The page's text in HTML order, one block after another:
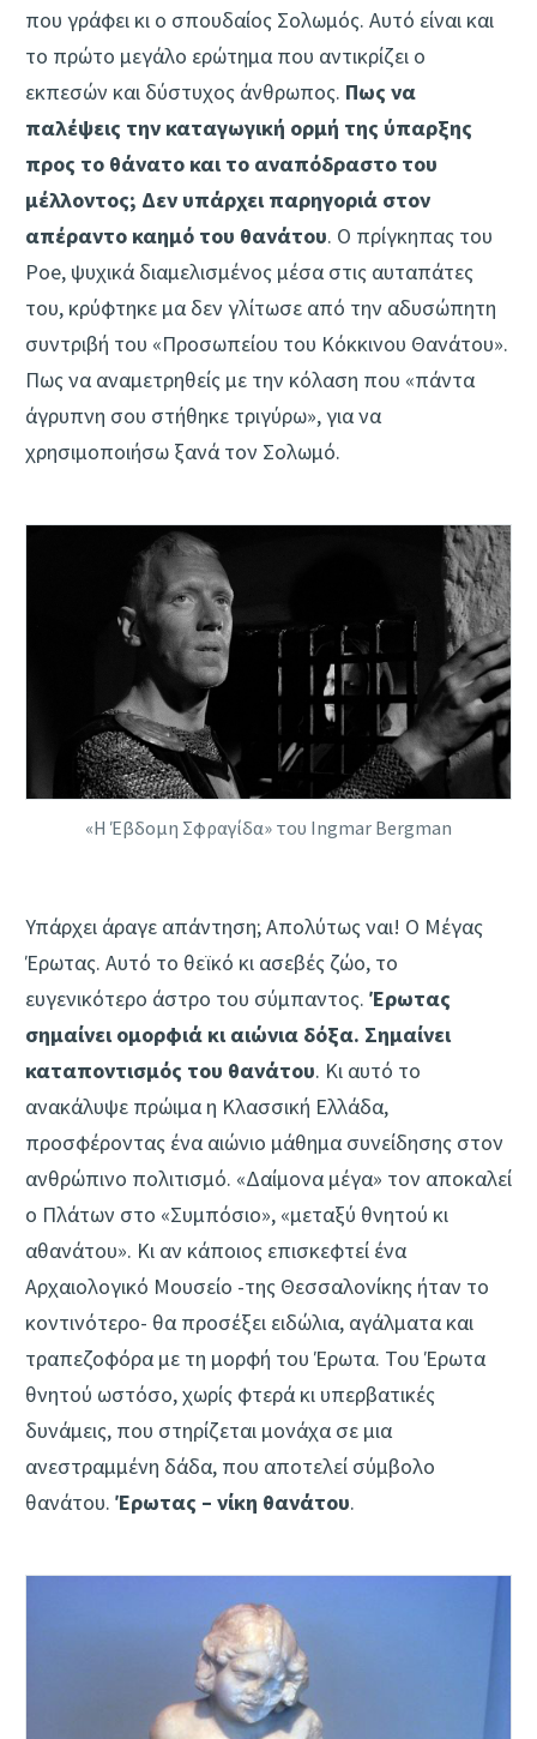
που γράφει κι ο σπουδαίος Σολωμός. Αυτό είναι και
το πρώτο μεγάλο ερώτημα που αντικρίζει ο
εκπεσών και δύστυχος άνθρωπος. Πως να
παλέψεις την καταγωγική ορμή της ύπαρξης
προς το θάνατο και το αναπόδραστο του
μέλλοντος; Δεν υπάρχει παρηγοριά στον
απέραντο καημό του θανάτου. Ο πρίγκηπας του
Poe, ψυχικά διαμελισμένος μέσα στις αυταπάτες
του, κρύφτηκε μα δεν γλίτωσε από την αδυσώπητη
συντριβή του «Προσωπείου του Κόκκινου Θανάτου».
Πως να αναμετρηθείς με την κόλαση που «πάντα
άγρυπνη σου στήθηκε τριγύρω», για να
χρησιμοποιήσω ξανά τον Σολωμό.
«Η Έβδομη Σφραγίδα» του Ingmar Bergman
Υπάρχει άραγε απάντηση; Απολύτως ναι! Ο Μέγας
Έρωτας. Αυτό το θεϊκό κι ασεβές ζώο, το
ευγενικότερο άστρο του σύμπαντος. Έρωτας
σημαίνει ομορφιά κι αιώνια δόξα. Σημαίνει
καταποντισμός του θανάτου. Κι αυτό το
ανακάλυψε πρώιμα η Κλασσική Ελλάδα,
προσφέροντας ένα αιώνιο μάθημα συνείδησης στον
ανθρώπινο πολιτισμό. «Δαίμονα μέγα» τον αποκαλεί
ο Πλάτων στο «Συμπόσιο», «μεταξύ θνητού κι
αθανάτου». Κι αν κάποιος επισκεφτεί ένα
Αρχαιολογικό Μουσείο -της Θεσσαλονίκης ήταν το
κοντινότερο- θα προσέξει ειδώλια, αγάλματα και
τραπεζοφόρα με τη μορφή του Έρωτα. Του Έρωτα
θνητού ωστόσο, χωρίς φτερά κι υπερβατικές
δυνάμεις, που στηρίζεται μονάχα σε μια
ανεστραμμένη δάδα, που αποτελεί σύμβολο
θανάτου. Έρωτας – νίκη θανάτου.